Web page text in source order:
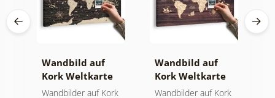
Wandbild auf
Kork Weltkarte
auf hölzernem
Wandbilder auf Kork
Wandbild auf
Kork Weltkarte
auf Holz
Wandbilder auf Kork